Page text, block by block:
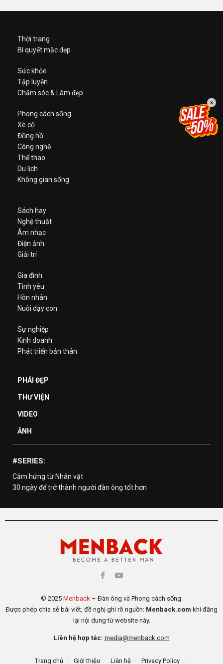
Thời trang
Bí quyết mặc đẹp
Sức khỏe
Tập luyện
Chăm sóc & Làm đẹp
Phong cách sống
Xe cộ
Đồng hồ
Công nghệ
Thể thao
Du lịch
Không gian sống
Sách hay
Nghệ thuật
Âm nhạc
Điện ảnh
Giải trí
Gia đình
Tình yêu
Hôn nhân
Nuôi dạy con
Sự nghiệp
Kinh doanh
Phát triển bản thân
PHÁI ĐẸP
THƯ VIỆN
VIDEO
ẢNH
#SERIES:
Cảm hứng từ Nhân vật
30 ngày để trở thành người đàn ông tốt hơn
© 2025 Menback– Đàn ông và Phong cách sống.
Được phép chia sẻ bài viết, đề nghị ghi rõ nguồn: Menback.com khi đăng
lại nội dung từ website này.
Liên hệ hợp tác: media@menback.com
Trang chủ Giới thiệu Liên hệ Privacy Policy
×